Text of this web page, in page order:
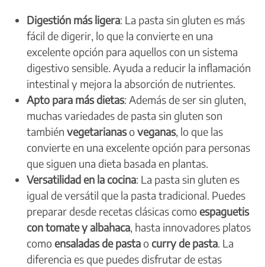
Digestión más ligera: La pasta sin gluten es más
fácil de digerir, lo que la convierte en una
excelente opción para aquellos con un sistema
digestivo sensible. Ayuda a reducir la inflamación
intestinal y mejora la absorción de nutrientes.
Apto para más dietas: Además de ser sin gluten,
muchas variedades de pasta sin gluten son
también vegetarianaso veganas, lo que las
convierte en una excelente opción para personas
que siguen una dieta basada en plantas.
Versatilidad en la cocina: La pasta sin gluten es
igual de versátil que la pasta tradicional. Puedes
preparar desde recetas clásicas como espaguetis
con tomate y albahaca, hasta innovadores platos
como ensaladas de pasta o curry de pasta. La
diferencia es que puedes disfrutar de estas